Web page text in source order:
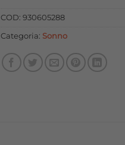
COD: 930605288
Categoria: Sonno